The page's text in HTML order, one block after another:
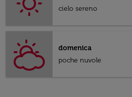
cielo sereno
domenica
poche nuvole